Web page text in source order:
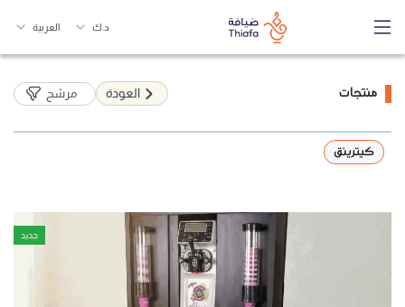
د.ك العربية
منتجات العودة مرشح
كيترينق
جديد